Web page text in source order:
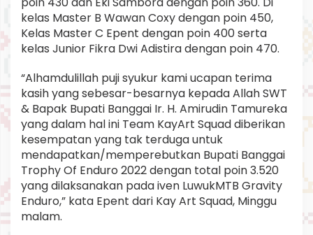
kelas Master B Wawan Coxy dengan poin 450,
Kelas Master C Epent dengan poin 400 serta
kelas Junior Fikra Dwi Adistira dengan poin 470.
“Alhamdulillah puji syukur kami ucapan terima
kasih yang sebesar-besarnya kepada Allah SWT
& Bapak Bupati Banggai Ir. H. Amirudin Tamureka
yang dalam hal ini Team KayArt Squad diberikan
kesempatan yang tak terduga untuk
mendapatkan/memperebutkan Bupati Banggai
Trophy Of Enduro 2022 dengan total poin 3.520
yang dilaksanakan pada iven LuwukMTB Gravity
Enduro,” kata Epent dari Kay Art Squad, Minggu
malam.